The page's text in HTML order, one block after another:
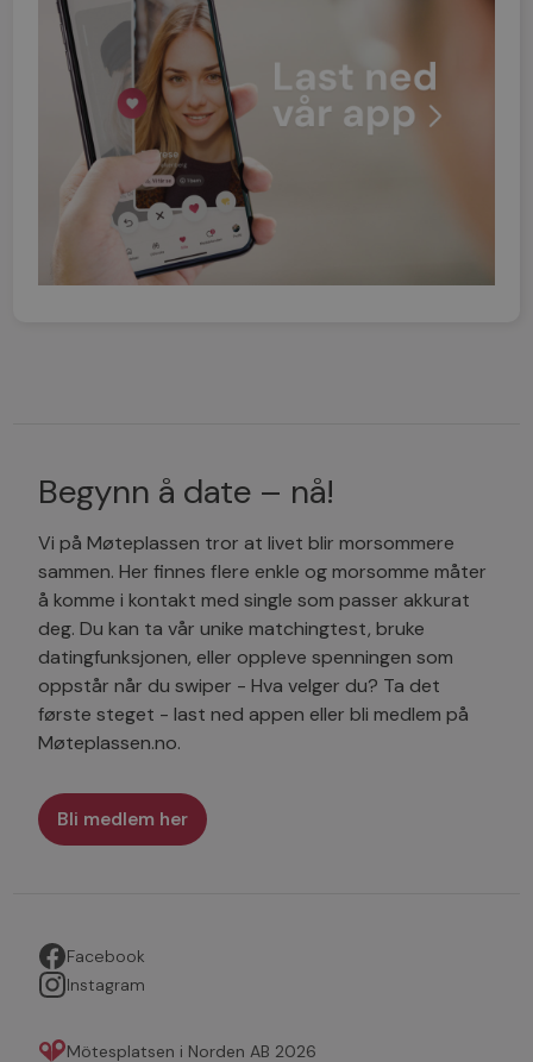
Begynn å date – nå!
Vi på Møteplassen tror at livet blir morsommere
sammen. Her finnes flere enkle og morsomme måter
å komme i kontakt med single som passer akkurat
deg. Du kan ta vår unike matchingtest, bruke
datingfunksjonen, eller oppleve spenningen som
oppstår når du swiper - Hva velger du? Ta det
første steget - last ned appen eller bli medlem på
Møteplassen.no.
Bli medlem her
Facebook
Instagram
Mötesplatsen i Norden AB 2026